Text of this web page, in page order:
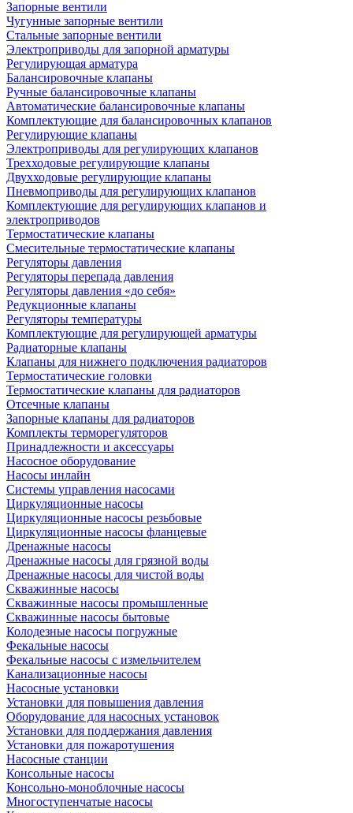
Запорные вентили
Чугунные запорные вентили
Стальные запорные вентили
Электроприводы для запорной арматуры
Регулирующая арматура
Балансировочные клапаны
Ручные балансировочные клапаны
Автоматические балансировочные клапаны
Комплектующие для балансировочных клапанов
Регулирующие клапаны
Электроприводы для регулирующих клапанов
Трехходовые регулирующие клапаны
Двухходовые регулирующие клапаны
Пневмоприводы для регулирующих клапанов
Комплектующие для регулирующих клапанов и
электроприводов
Термостатические клапаны
Смесительные термостатические клапаны
Регуляторы давления
Регуляторы перепада давления
Регуляторы давления «до себя»
Редукционные клапаны
Регуляторы температуры
Комплектующие для регулирующей арматуры
Радиаторные клапаны
Клапаны для нижнего подключения радиаторов
Термостатические головки
Термостатические клапаны для радиаторов
Отсечные клапаны
Запорные клапаны для радиаторов
Комплекты терморегуляторов
Принадлежности и аксессуары
Насосное оборудование
Насосы инлайн
Системы управления насосами
Циркуляционные насосы
Циркуляционные насосы резьбовые
Циркуляционные насосы фланцевые
Дренажные насосы
Дренажные насосы для грязной воды
Дренажные насосы для чистой воды
Скважинные насосы
Скважинные насосы промышленные
Скважинные насосы бытовые
Колодезные насосы погружные
Фекальные насосы
Фекальные насосы с измельчителем
Канализационные насосы
Насосные установки
Установки для повышения давления
Оборудование для насосных установок
Установки для поддержания давления
Установки для пожаротушения
Насосные станции
Консольные насосы
Консольно-моноблочные насосы
Многоступенчатые насосы